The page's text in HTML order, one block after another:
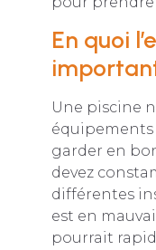
En quoi
Une piscine
équipements
garder en
devez
différentes
est en
pourrait